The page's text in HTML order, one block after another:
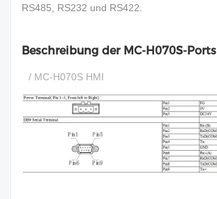
RS485, RS232 und RS422.
Beschreibung der MC-H070S-Ports
/ MC-H070S HMI